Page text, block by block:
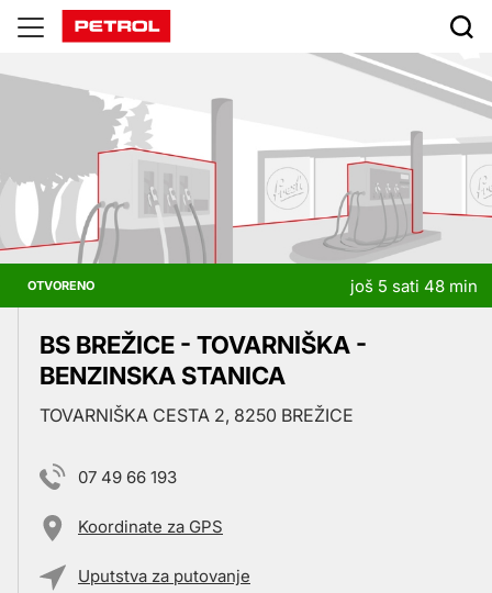
Prodajna
mesta
OTVORENO još 5 sati 48 min
BS BREŽICE - TOVARNIŠKA -
BENZINSKA STANICA
TOVARNIŠKA CESTA 2, 8250 BREŽICE
07 49 66 193
Koordinate za GPS
Uputstva za putovanje